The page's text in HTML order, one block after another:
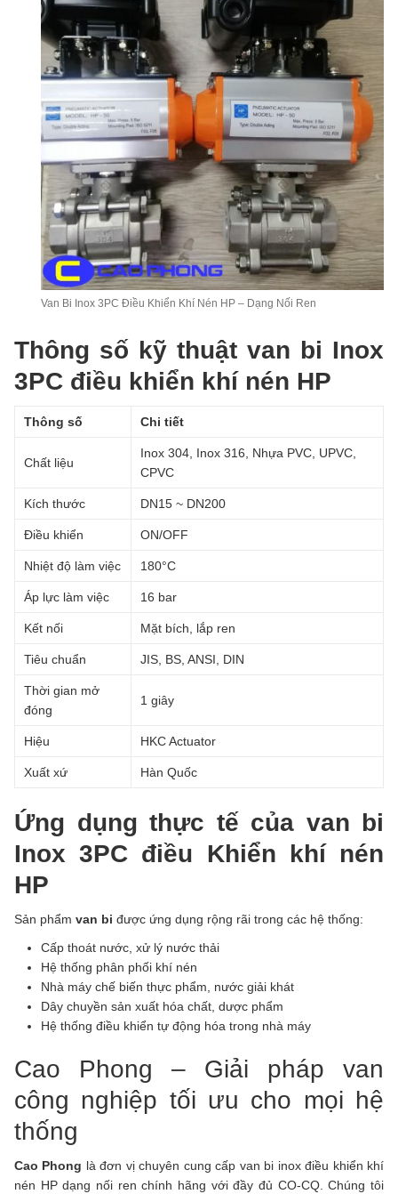
Van Bi Inox 3PC Điều Khiển Khí Nén HP – Dạng Nối Ren
Thông số kỹ thuật van bi Inox
3PC điều khiển khí nén HP
Thông số Chi tiết
Chất liệu
Inox 304, Inox 316, Nhựa PVC, UPVC,
CPVC
Kích thước DN15 ~ DN200
Điều khiển ON/OFF
Nhiệt độ làm việc 180°C
Áp lực làm việc 16 bar
Kết nối Mặt bích, lắp ren
Tiêu chuẩn JIS, BS, ANSI, DIN
Thời gian mở
đóng
1 giây
Hiệu HKC Actuator
Xuất xứ Hàn Quốc
Ứng dụng thực tế của van bi
Inox 3PC điều Khiển khí nén
HP
Sản phẩm van bi được ứng dụng rộng rãi trong các hệ thống:
Cấp thoát nước, xử lý nước thải
Hệ thống phân phối khí nén
Nhà máy chế biến thực phẩm, nước giải khát
Dây chuyền sản xuất hóa chất, dược phẩm
Hệ thống điều khiển tự động hóa trong nhà máy
Cao Phong – Giải pháp van
công nghiệp tối ưu cho mọi hệ
thống
Cao Phong là đơn vị chuyên cung cấp van bi inox điều khiển khí
nén HP dạng nối ren chính hãng với đầy đủ CO-CQ. Chúng tôi